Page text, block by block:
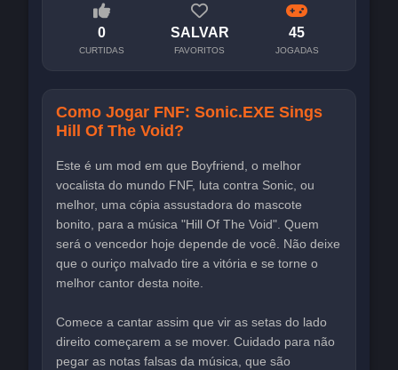
0
CURTIDAS
SALVAR
FAVORITOS
45
JOGADAS
Como Jogar FNF: Sonic.EXE Sings
Hill Of The Void?
Este é um mod em que Boyfriend, o melhor
vocalista do mundo FNF, luta contra Sonic, ou
melhor, uma cópia assustadora do mascote
bonito, para a música "Hill Of The Void". Quem
será o vencedor hoje depende de você. Não deixe
que o ouriço malvado tire a vitória e se torne o
melhor cantor desta noite.
Comece a cantar assim que vir as setas do lado
direito começarem a se mover. Cuidado para não
pegar as notas falsas da música, que são